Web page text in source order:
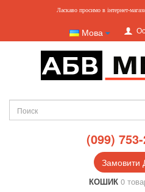
Ласкаво просимо в інтернет-
Мова
(099)
Замовити
КОШИК 0